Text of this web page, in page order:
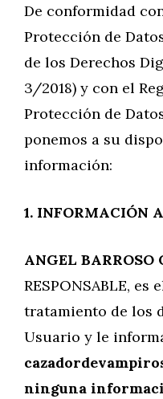
De conformidad
Protección de
de los Derechos
3/2018) y con el
Protección de
ponemos a su
información:
1. INFORMACIÓN
ANGEL BARROSO
RESPONSABLE, es
tratamiento de los
Usuario y le
ninguna